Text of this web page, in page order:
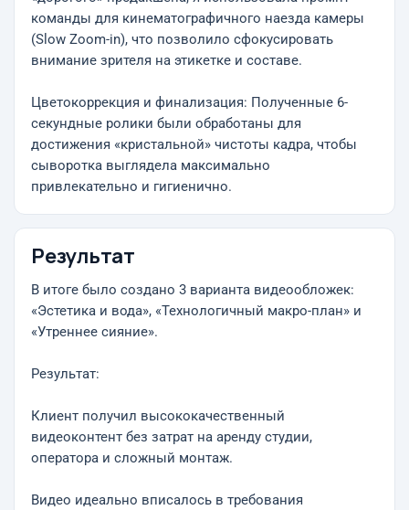
команды для кинематографичного наезда камеры
(Slow Zoom-in), что позволило сфокусировать
внимание зрителя на этикетке и составе.
Цветокоррекция и финализация: Полученные 6-
секундные ролики были обработаны для
достижения «кристальной» чистоты кадра, чтобы
сыворотка выглядела максимально
привлекательно и гигиенично.
Результат
В итоге было создано 3 варианта видеообложек:
«Эстетика и вода», «Технологичный макро-план» и
«Утреннее сияние».
Результат:
Клиент получил высококачественный
видеоконтент без затрат на аренду студии,
оператора и сложный монтаж.
Видео идеально вписалось в требования